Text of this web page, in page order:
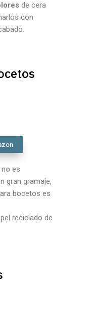
de cera
con
es
gran gramaje,
bocetos es
reciclado de